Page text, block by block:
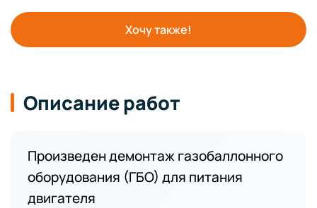
Хочу также!
Описание работ
Произведен демонтаж газобаллонного
оборудования (ГБО) для питания
двигателя